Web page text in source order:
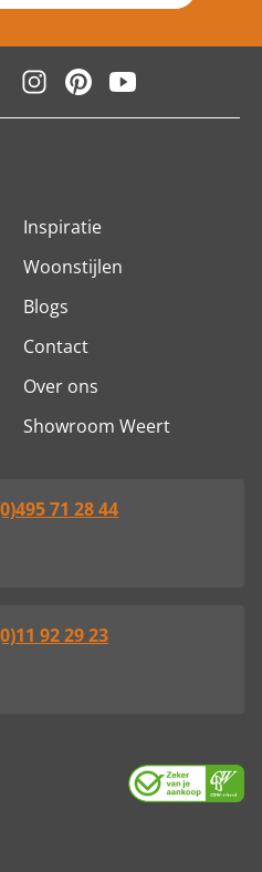
Inspiratie
Woonstijlen
Blogs
Contact
Over ons
Showroom Weert
71 28 44
92 29 23